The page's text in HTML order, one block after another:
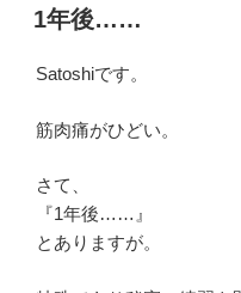
稿
日:
1年後……
Satoshiです。
筋肉痛がひどい。
さて、
『1年後……』
とありますが。